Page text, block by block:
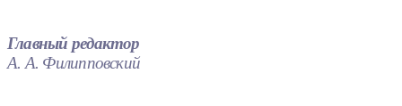
Главный редактор
А. А. Филипповский